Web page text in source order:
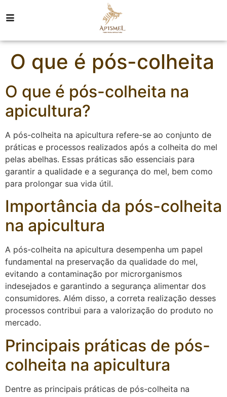
O que é pós-colheita
O que é pós-colheita na
apicultura?
A pós-colheita na apicultura refere-se ao conjunto de
práticas e processos realizados após a colheita do mel
pelas abelhas. Essas práticas são essenciais para
garantir a qualidade e a segurança do mel, bem como
para prolongar sua vida útil.
Importância da pós-colheita
na apicultura
A pós-colheita na apicultura desempenha um papel
fundamental na preservação da qualidade do mel,
evitando a contaminação por microrganismos
indesejados e garantindo a segurança alimentar dos
consumidores. Além disso, a correta realização desses
processos contribui para a valorização do produto no
mercado.
Principais práticas de pós-
colheita na apicultura
Dentre as principais práticas de pós-colheita na